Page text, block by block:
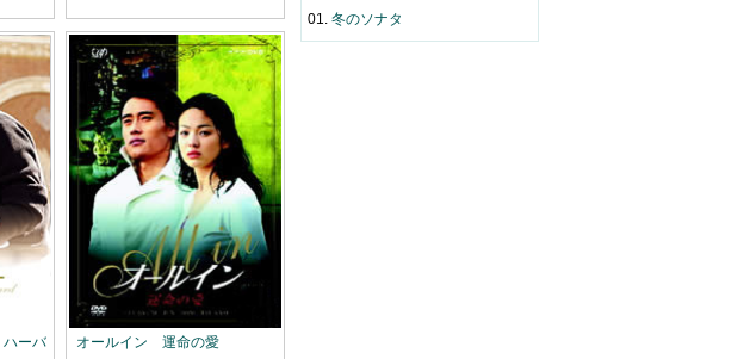
ハーバ
オールイン 運命の愛
01. 冬のソナタ